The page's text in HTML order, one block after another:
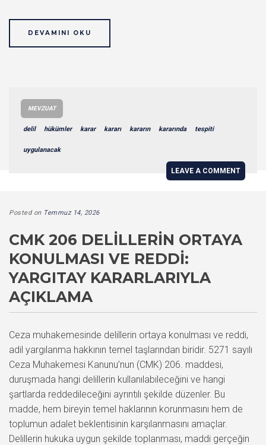
DEVAMINI OKU
MEVZUAT
delil hükümler karar kararı kararın kararında tespiti
uygulanacak
LEAVE A COMMENT
Posted on Temmuz 14, 2026
CMK 206 DELILLERIN ORTAYA
KONULMASI VE REDDI:
YARGITAY KARARLARIYLA
AÇIKLAMA
Ceza muhakemesinde delillerin ortaya konulması ve reddi,
adil yargılanma hakkının temel taşlarından biridir. 5271 sayılı
Ceza Muhakemesi Kanunu’nun (CMK) 206. maddesi,
duruşmada hangi delillerin kullanılabileceğini ve hangi
şartlarda reddedileceğini ayrıntılı şekilde düzenler. Bu
madde, hem bireyin temel haklarının korunmasını hem de
toplumun adalet beklentisinin karşılanmasını amaçlar.
Delillerin hukuka uygun şekilde toplanması, maddi gerçeğin